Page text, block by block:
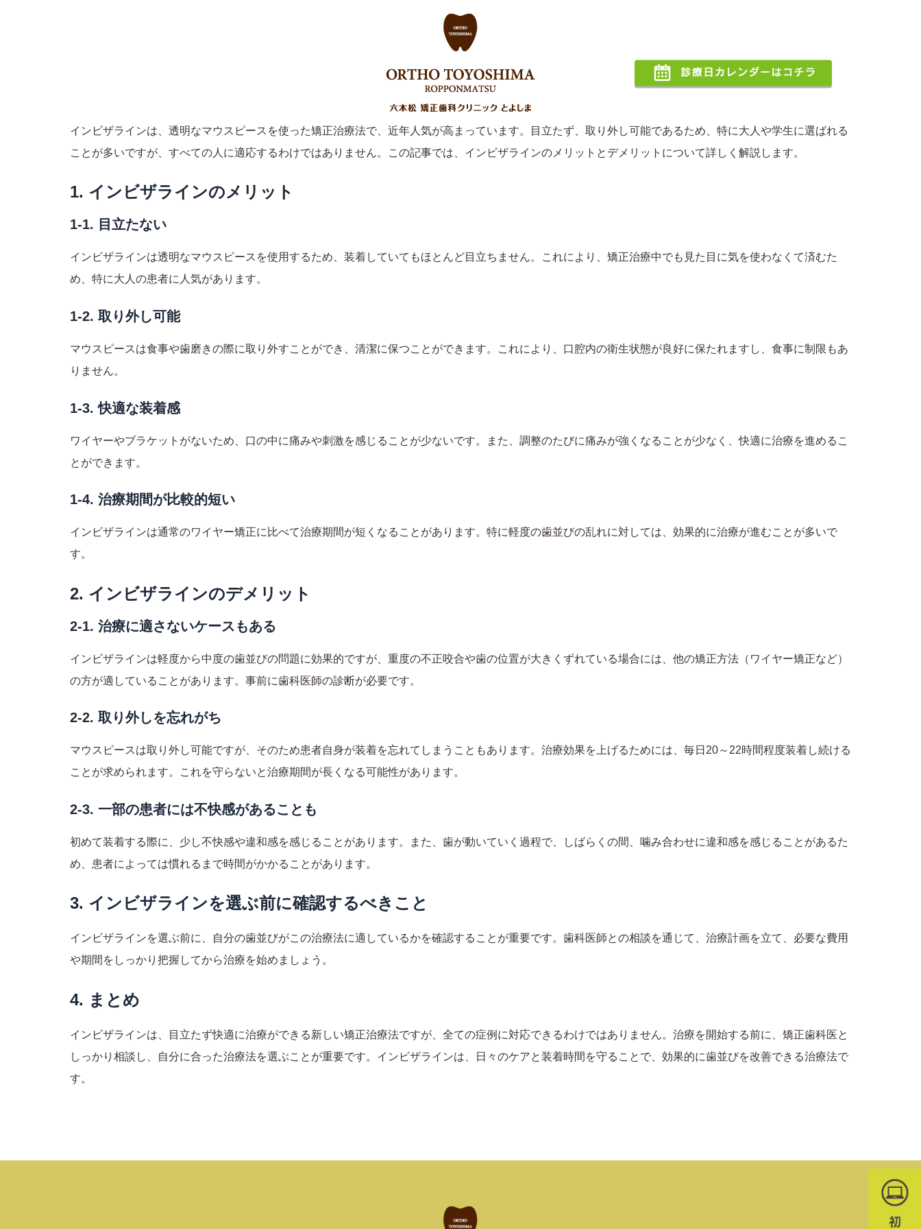
費用について
【社員・パート】求人情報
インビザライン（マウスピース矯正）のメリット・デメリット
インビザラインは、透明なマウスピースを使った矯正治療法で、近年人気が高まっています。目立たず、取り外し可能であるため、特に大人や学生に選ばれる
ことが多いですが、すべての人に適応するわけではありません。この記事では、インビザラインのメリットとデメリットについて詳しく解説します。
1. インビザラインのメリット
1-1. 目立たない
インビザラインは透明なマウスピースを使用するため、装着していてもほとんど目立ちません。これにより、矯正治療中でも見た目に気を使わなくて済むた
め、特に大人の患者に人気があります。
1-2. 取り外し可能
マウスピースは食事や歯磨きの際に取り外すことができ、清潔に保つことができます。これにより、口腔内の衛生状態が良好に保たれますし、食事に制限もあ
りません。
1-3. 快適な装着感
ワイヤーやブラケットがないため、口の中に痛みや刺激を感じることが少ないです。また、調整のたびに痛みが強くなることが少なく、快適に治療を進めるこ
とができます。
1-4. 治療期間が比較的短い
インビザラインは通常のワイヤー矯正に比べて治療期間が短くなることがあります。特に軽度の歯並びの乱れに対しては、効果的に治療が進むことが多いで
す。
2. インビザラインのデメリット
2-1. 治療に適さないケースもある
インビザラインは軽度から中度の歯並びの問題に効果的ですが、重度の不正咬合や歯の位置が大きくずれている場合には、他の矯正方法（ワイヤー矯正など）
の方が適していることがあります。事前に歯科医師の診断が必要です。
2-2. 取り外しを忘れがち
マウスピースは取り外し可能ですが、そのため患者自身が装着を忘れてしまうこともあります。治療効果を上げるためには、毎日20～22時間程度装着し続ける
ことが求められます。これを守らないと治療期間が長くなる可能性があります。
2-3. 一部の患者には不快感があることも
初めて装着する際に、少し不快感や違和感を感じることがあります。また、歯が動いていく過程で、しばらくの間、噛み合わせに違和感を感じることがあるた
め、患者によっては慣れるまで時間がかかることがあります。
3. インビザラインを選ぶ前に確認するべきこと
インビザラインを選ぶ前に、自分の歯並びがこの治療法に適しているかを確認することが重要です。歯科医師との相談を通じて、治療計画を立て、必要な費用
や期間をしっかり把握してから治療を始めましょう。
4. まとめ
インビザラインは、目立たず快適に治療ができる新しい矯正治療法ですが、全ての症例に対応できるわけではありません。治療を開始する前に、矯正歯科医と
しっかり相談し、自分に合った治療法を選ぶことが重要です。インビザラインは、日々のケアと装着時間を守ることで、効果的に歯並びを改善できる治療法で
す。